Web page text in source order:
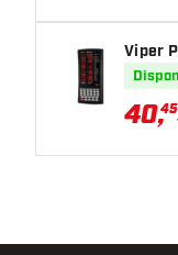
Viper
40,45